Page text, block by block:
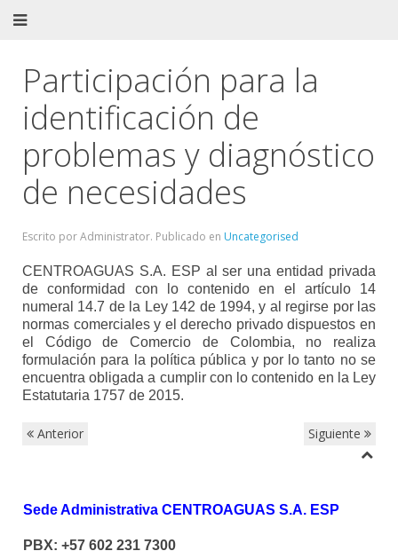
Participación para la
identificación de
problemas y diagnóstico
de necesidades
Escrito por Administrator. Publicado en Uncategorised
CENTROAGUAS S.A. ESP al ser una entidad privada
de conformidad con lo contenido en el artículo 14
numeral 14.7 de la Ley 142 de 1994, y al regirse por las
normas comerciales y el derecho privado dispuestos en
el Código de Comercio de Colombia, no realiza
formulación para la política pública y por lo tanto no se
encuentra obligada a cumplir con lo contenido en la Ley
Estatutaria 1757 de 2015.
Anterior Siguiente
Sede Administrativa CENTROAGUAS S.A. ESP
PBX: +57 602 231 7300